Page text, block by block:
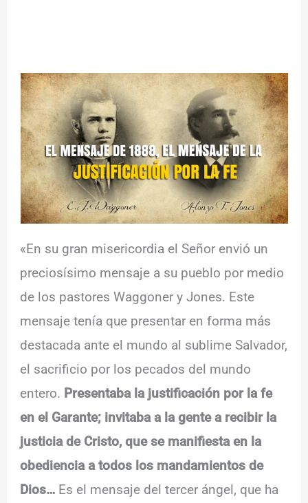
«En su gran misericordia el Señor envió un
preciosísimo mensaje a su pueblo por medio
de los pastores Waggoner y Jones. Este
mensaje tenía que presentar en forma más
destacada ante el mundo al sublime Salvador,
el sacrificio por los pecados del mundo
entero. Presentaba la justificación por la fe
en el Garante; invitaba a la gente a recibir la
justicia de Cristo, que se manifiesta en la
obediencia a todos los mandamientos de
Dios… Es el mensaje del tercer ángel, que ha